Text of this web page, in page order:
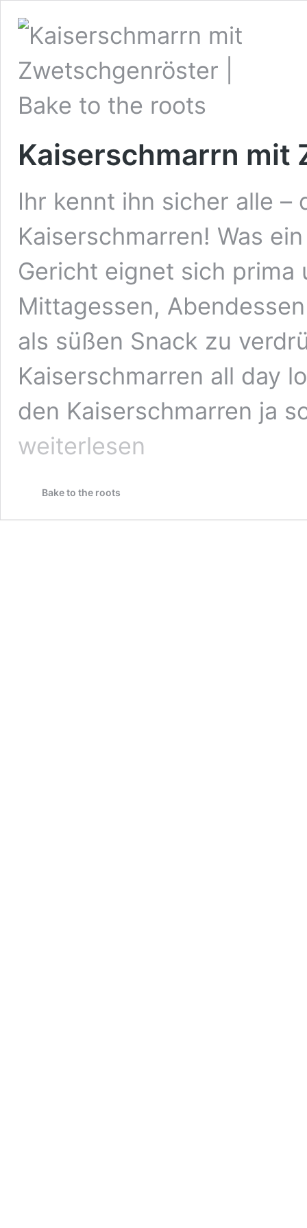
Kaiserschmarrn mit
Ihr kennt ihn sicher alle –
Kaiserschmarren! Was
Gericht eignet sich prima
Mittagessen,
als süßen Snack zu
Kaiserschmarren all day
den Kaiserschmarren ja
weiterlesen
Bake to the roots